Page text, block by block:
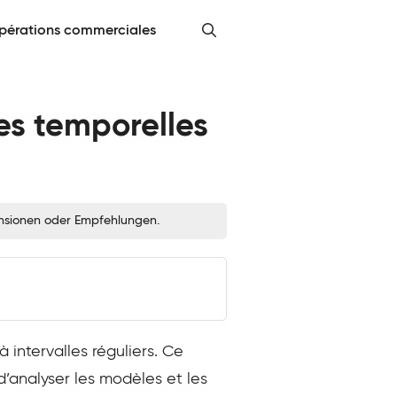
commerciales
temporelles
oder Empfehlungen.
intervalles réguliers. Ce
les modèles et les